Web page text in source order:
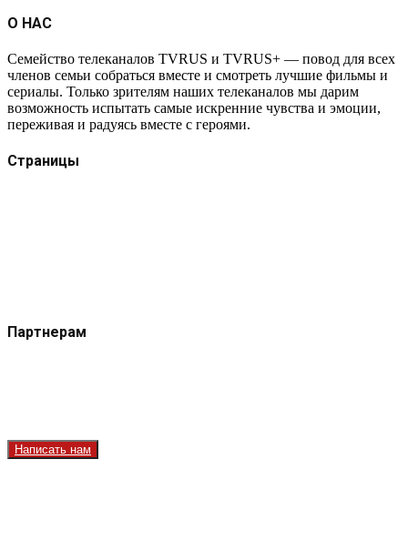
О НАС
Семейство телеканалов TVRUS и TVRUS+ — повод для всех
членов семьи собраться вместе и смотреть лучшие фильмы и
сериалы. Только зрителям наших телеканалов мы дарим
возможность испытать самые искренние чувства и эмоции,
переживая и радуясь вместе с героями.
Страницы
Партнерам
Написать нам